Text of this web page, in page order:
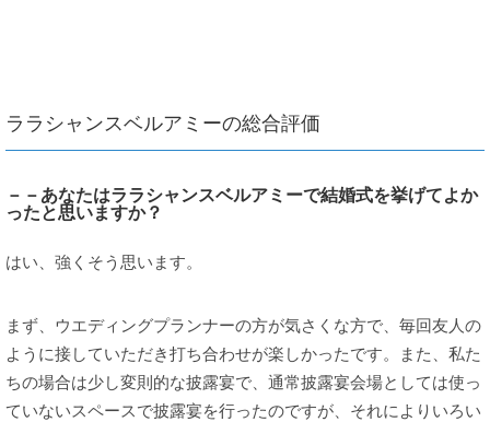
ララシャンスベルアミーの総合評価
－－あなたはララシャンスベルアミーで結婚式を挙げてよか
ったと思いますか？
はい、強くそう思います。
まず、ウエディングプランナーの方が気さくな方で、毎回友人の
ように接していただき打ち合わせが楽しかったです。また、私た
ちの場合は少し変則的な披露宴で、通常披露宴会場としては使っ
ていないスペースで披露宴を行ったのですが、それによりいろい